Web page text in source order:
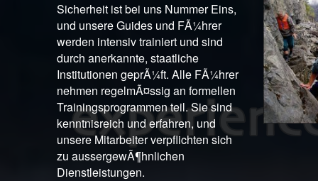
Sicherheit ist bei uns Nummer Eins,
und unsere Guides und FÃ¼hrer
werden intensiv trainiert und sind
durch anerkannte, staatliche
Institutionen geprÃ¼ft. Alle FÃ¼hrer
nehmen regelmÃ¤ssig an formellen
Trainingsprogrammen teil. Sie sind
kenntnisreich und erfahren, und
unsere Mitarbeiter verpflichten sich
zu aussergewÃ¶hnlichen
Dienstleistungen.